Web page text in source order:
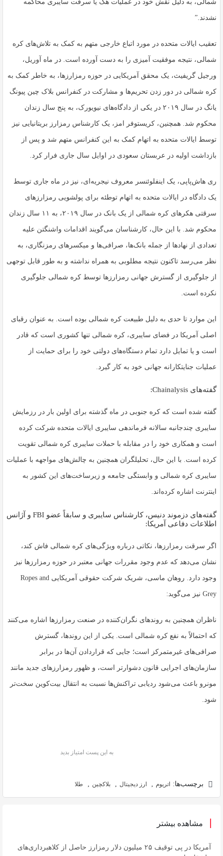
شمالی، به دلیل نقش خود در عملیات هک یا سرقت سایبری محاکمه
نشدند.”
تعقیب ایالات متحده در مورد اتباع خارجی متهم به کمک به تلاش‌های کره
شمالی، نتیجه موفقیت آمیزی را به دست آورده است. در ماه آوریل،
ورجیل گریفیث، یک محقق آمریکایی در حوزه رمزارزها، به خاطر کمک به
کره شمالی در دور زدن تحریم‌ها و مشارکت در کنفرانس بلاک چین پیونگ
یانگ در سال ۲۰۱۹ در یکی از دادگاه‌های نیویورک، به پنج سال زندان
محکوم شد. همچنین، کریستوفر امز، یک کارشناس رمزارز بریتانیایی نیز
توسط ایالات متحده به اتهام کمک به این کنفرانس متهم شد و پس از
بازداشت اولیه در عربستان سعودی در اوایل سال جاری فرار کرد.
ری هاش‌پاپی، یک اینفلوئنسر معروف نیجریه‌ای، نیز در ماه جاری توسط
یک دادگاه در ایالات متحده به اتهام توطئه برای پولشویی رمزارزهای
سرقتی هکرهای کره شمالی از یک بانک در سال ۲۰۱۹، به ۱۱ سال زندان
محکوم شد. با این حال، کارشناسان می‌گویند اقدامات واشنگتن علیه
تعدادی از نهادها از جمله بانک‌ها، صرافی‌ها و میکسرهای رمزنگاری، به
نظر می‌رسد تاکنون نتیجه مطلوبی به همراه نداشته و به طور قابل توجهی
از جلوگیری از گسترش جهانی رمزارزها توسط کره شمالی جلوگیری
نکرده است.
این موارد تا حدی به دلیل طبیعت کره شمالی بوده است. به عنوان رقبای
اصلی آمریکا در فضای سایبری، کره شمالی تنها کشوری است که قادر
است و یا تمایل دارد تمام دستگاه‌های دولتی خود را برای حمایت از
عملیات جنایتکارانه جهانی خود به کار گیرد.
گفته‌های Chainalysis:
گفته شده است که کره جنوبی در ماه گذشته برای اولین بار در رزمایش
سایبری چندجانبه سالانه فرماندهی سایبری ایالات متحده شرکت کرده
است و همکاری خود را در مقابله با حملات سایبری کره شمالی تقویت
کرده است. با این حال، تحلیلگران همچنین به چالش‌های مواجهه با عملیات
سایبری کره شمالی و وابستگی جامعه و زیرساخت‌های این کشور به
اینترنت اشاره کرده‌اند.
گفته‌های دزموند دنیس، کارشناس سایبری و سابقاً عضو FBI و آژانس
اطلاعات دفاعی آمریکا:
اگر سرقت رمزارزها، نکاتی درباره ویژگی‌های کره شمالی فاش کند،
نشان می‌دهد که عدم وجود مقررات جهانی معتبر در حوزه رمزارزها نیز
وجود دارد. روهان ماسی، شریک شرکت حقوقی آمریکایی Ropes and
Grey نیز می‌گوید:
ناظران همچنین به روندهای نگران‌کننده در صنعت رمزارزها اشاره می‌کنند
که احتمالاً به نفع کره شمالی است. یکی از این روندها، گسترش
صرافی‌های غیرمتمرکز است؛ جایی که قراردادن آن‌ها در برابر
سازمان‌های اجرایی قانون دشوارتر است، و ظهور رمزارزهای جدید مانند
مونرو باعث می‌شود ردیابی تراکنش‌ها نسبت به انتقال بیت‌کوین سخت‌تر
شود.
به این پست امتیاز بدید
برچسب‌ها: اتریوم , ارز دیجیتال , بلاکچین , طلا
مشاهده بیشتر
آمریکا در پی توقیف ۲۵ میلیون دلار رمزارز حاصل از کلاهبرداری‌های